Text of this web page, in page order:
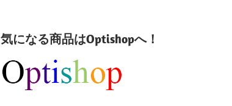
気になる商品はOptishopへ！